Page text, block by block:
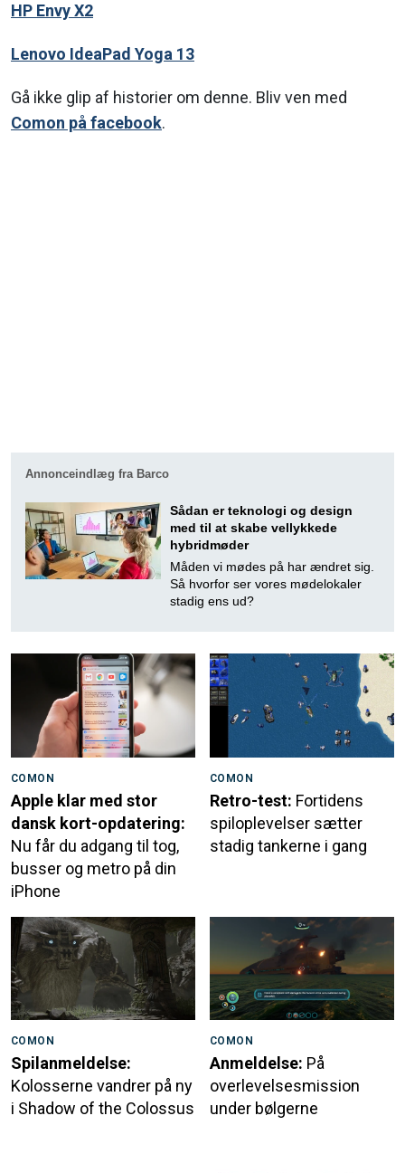
HP Envy X2
Lenovo IdeaPad Yoga 13
Gå ikke glip af historier om denne. Bliv ven med
Comon på facebook.
Annonceindlæg fra Barco
Sådan er teknologi og design
med til at skabe vellykkede
hybridmøder
Måden vi mødes på har ændret sig.
Så hvorfor ser vores mødelokaler
stadig ens ud?
COMON
Apple klar med stor
dansk kort-opdatering:
Nu får du adgang til tog,
busser og metro på din
iPhone
COMON
Retro-test: Fortidens
spiloplevelser sætter
stadig tankerne i gang
COMON
Spilanmeldelse:
Kolosserne vandrer på ny
i Shadow of the Colossus
COMON
Anmeldelse: På
overlevelsesmission
under bølgerne